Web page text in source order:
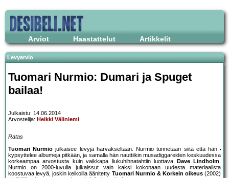
Arviot Haastattelut Artikkelit
Levyarvio
Tuomari Nurmio: Dumari ja Spuget
bailaa!
Julkaistu: 14.06.2014
Arvostelija: Heikki Väliniemi
Ratas
Tuomari Nurmio julkaisee levyjä harvakseltaan. Nurmio tunnetaan siitä että hän
kypsyttelee albumeja pitkään, ja samalla hän nauttiikin musadiggareiden keskuudessa
korkeampaa arvostusta kuin vaikkapa liukuhihnatahtiin luottava
Dave Lindholm.
Nurmio on 2000-luvulla julkaissut vain kaksi kokonaan uudesta materiaalista
koostuvaa levyä, joskin keikoilla äänitetty Tuomari Nurmio & Korkein oikeus(2002)